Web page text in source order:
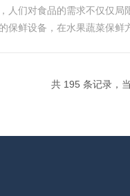
人们对食品的需求不仅仅
保鲜设备，在水果蔬菜保
共 195 条记录，